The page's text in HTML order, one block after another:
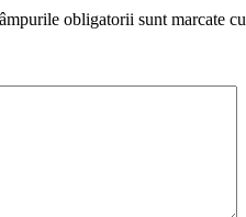
obligatorii sunt marcate cu